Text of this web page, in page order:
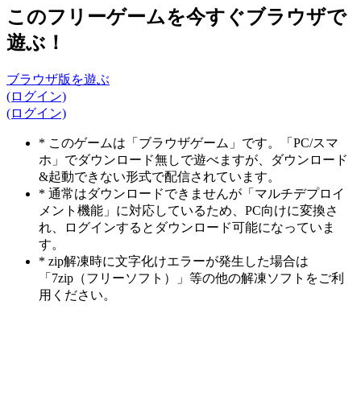
このフリーゲームを今すぐブラウザで
遊ぶ！
ブラウザ版を遊ぶ
(ログイン)
(ログイン)
* このゲームは「ブラウザゲーム」です。「PC/スマ
ホ」でダウンロード無しで遊べますが、ダウンロード
&起動できない形式で配信されています。
* 通常はダウンロードできませんが「マルチデプロイ
メント機能」に対応しているため、PC向けに変換さ
れ、ログインするとダウンロード可能になっていま
す。
* zip解凍時に文字化けエラーが発生した場合は
「7zip（フリーソフト）」等の他の解凍ソフトをご利
用ください。